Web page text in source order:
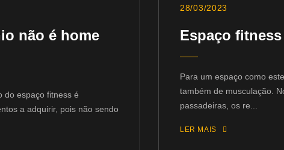
não é home
do espaço fitness é
a adquirir, pois não sendo
28/03/2023
Espaço
Para um espaço como
também de musculação.
passadeiras, os re...
LER MAIS